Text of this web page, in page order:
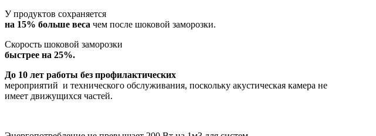
У продуктов сохраняется
на 15% больше веса чем после шоковой заморозки.
Скорость шоковой заморозки
быстрее на 25%.
До 10 лет работы без профилактических
мероприятий и технического обслуживания, поскольку акустическая камера не
имеет движущихся частей.